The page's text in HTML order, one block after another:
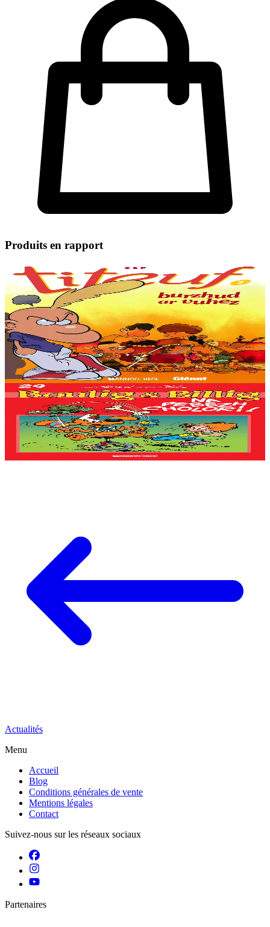
Produits en rapport
Bannoù-heol
Le Miracle de la vie
Il paraît que tout est déjà écrit... si on sera blond, roux, gros, avec les
oreilles décollées ou nul en maths. Même déjà quand on est
spermatozoïde, c'est tout...
En stock
9,53 €
Voir
Acheter
Bannoù-heol
Quel cirque !
En stock8,62 €
Voir
Acheter
Actualités
Menu
Accueil
Blog
Conditions générales de vente
Mentions légales
Contact
Suivez-nous sur les réseaux sociaux
Partenaires